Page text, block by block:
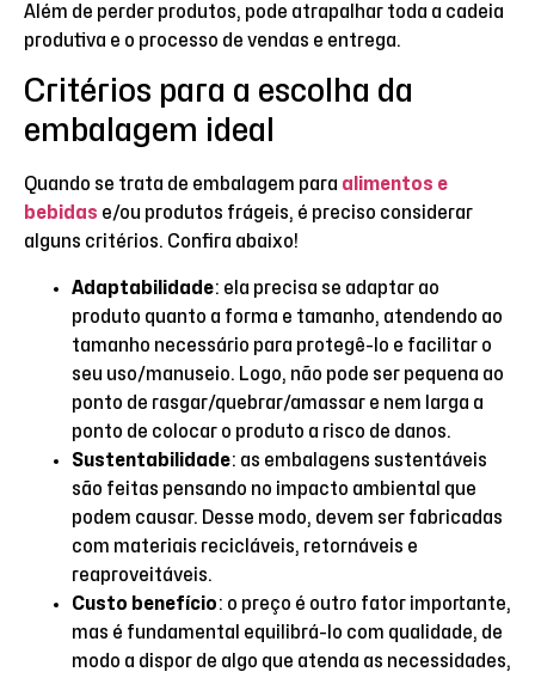
Além de perder produtos, pode atrapalhar toda a cadeia
produtiva e o processo de vendas e entrega.
Critérios para a escolha da
embalagem ideal
Quando se trata de embalagem para alimentos e
bebidas e/ou produtos frágeis, é preciso considerar
alguns critérios. Confira abaixo!
Adaptabilidade: ela precisa se adaptar ao
produto quanto a forma e tamanho, atendendo ao
tamanho necessário para protegê-lo e facilitar o
seu uso/manuseio. Logo, não pode ser pequena ao
ponto de rasgar/quebrar/amassar e nem larga a
ponto de colocar o produto a risco de danos.
Sustentabilidade: as embalagens sustentáveis
são feitas pensando no impacto ambiental que
podem causar. Desse modo, devem ser fabricadas
com materiais recicláveis, retornáveis e
reaproveitáveis.
Custo benefício: o preço é outro fator importante,
mas é fundamental equilibrá-lo com qualidade, de
modo a dispor de algo que atenda as necessidades,